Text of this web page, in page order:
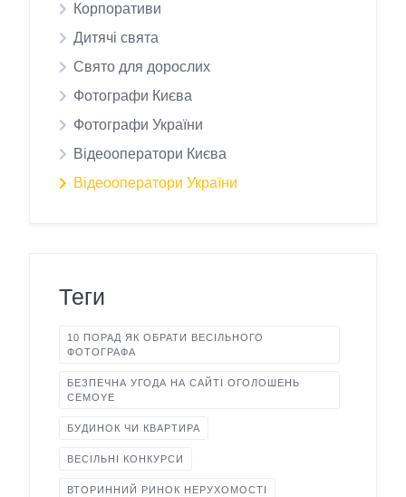
Корпоративи
Дитячі свята
Свято для дорослих
Фотографи Києва
Фотографи України
Відеооператори Києва
Відеооператори України
Теги
10 ПОРАД ЯК ОБРАТИ ВЕСІЛЬНОГО
ФОТОГРАФА
БЕЗПЕЧНА УГОДА НА САЙТІ ОГОЛОШЕНЬ
CEMOYE
БУДИНОК ЧИ КВАРТИРА
ВЕСІЛЬНІ КОНКУРСИ
ВТОРИННИЙ РИНОК НЕРУХОМОСТІ